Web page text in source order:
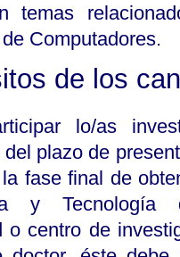
temas
Computadores.
de los
lo/as
plazo de
fase final de
y Tecnología
o centro de